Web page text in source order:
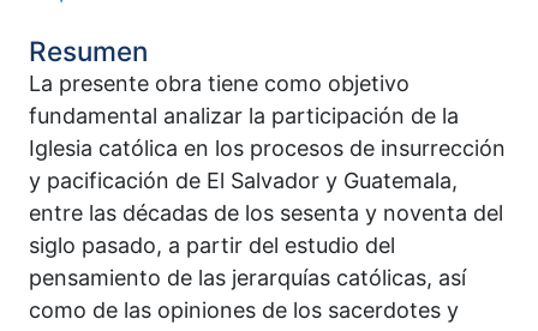
Resumen
La presente obra tiene como objetivo
fundamental analizar la participación de la
Iglesia católica en los procesos de insurrección
y pacificación de El Salvador y Guatemala,
entre las décadas de los sesenta y noventa del
siglo pasado, a partir del estudio del
pensamiento de las jerarquías católicas, así
como de las opiniones de los sacerdotes y